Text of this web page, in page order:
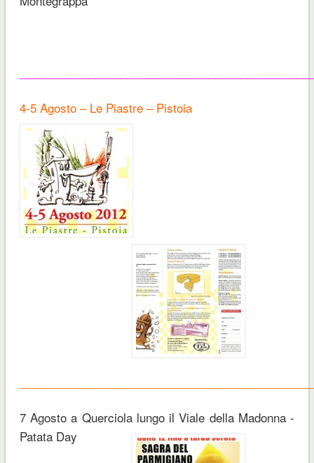
4-5 Agosto – Le Piastre – Pistoia
7 Agosto a Querciola lungo il Viale della Madonna -
Patata Day